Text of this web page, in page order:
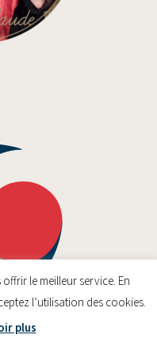
le meilleur service. En
l’utilisation des cookies.
plus